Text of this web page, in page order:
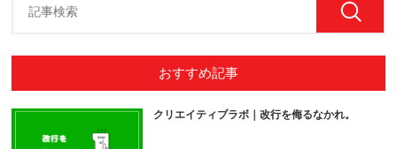
おすすめ記事
クリエイティブラボ｜改行を侮るなかれ。